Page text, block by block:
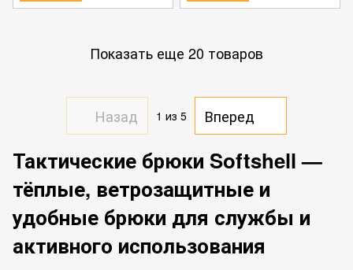
Показать еще 20 товаров
Назад 1 из 5 Вперед
Тактические брюки Softshell —
тёплые, ветрозащитные и
удобные брюки для службы и
активного использования